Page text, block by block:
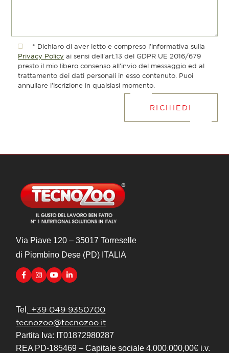
* Dichiaro di aver letto e compreso l'informativa sulla
Privacy Policy ai sensi dell'art.13 del GDPR UE 2016/679
presto il mio libero consenso all'invio del messaggio ed al
trattamento dei dati personali in esso contenuto. Puoi
annullare l'iscrizione in qualsiasi momento.
RICHIEDI
Via Piave 120 – 35017 Torreselle
di Piombino Dese (PD) ITALIA
Tel
. +39 049 9350700
tecnozoo@tecnozoo.it
Partita Iva: IT01872980287
REA PD-185469 – Capitale sociale 4.000.000,00€ i.v.